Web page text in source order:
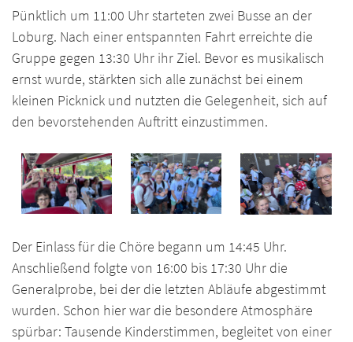
Pünktlich um 11:00 Uhr starteten zwei Busse an der
Loburg. Nach einer entspannten Fahrt erreichte die
Gruppe gegen 13:30 Uhr ihr Ziel. Bevor es musikalisch
ernst wurde, stärkten sich alle zunächst bei einem
kleinen Picknick und nutzten die Gelegenheit, sich auf
den bevorstehenden Auftritt einzustimmen.
Der Einlass für die Chöre begann um 14:45 Uhr.
Anschließend folgte von 16:00 bis 17:30 Uhr die
Generalprobe, bei der die letzten Abläufe abgestimmt
wurden. Schon hier war die besondere Atmosphäre
spürbar: Tausende Kinderstimmen, begleitet von einer